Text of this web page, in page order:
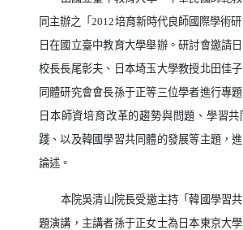
同主辦之「2012培育新時代良師國際學術
日在國立臺中教育大學舉辦。研討會邀請
校長長尾彰夫、日本埼玉大學教授北田佳
同體研究會會長孫于正等三位學者進行專
日本師資培育改革的趨勢與問題、學習
踐、以及韓國學習共同體的發展等主題，
論述。
本院吳清山院長受邀主持「韓國學習
題演講，主講者孫于正女士為日本東京大